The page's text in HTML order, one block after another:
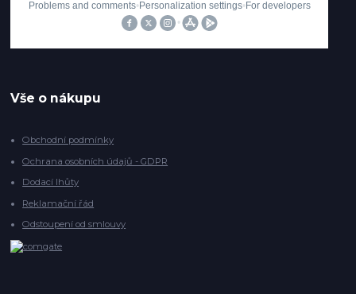
Vše o nákupu
Obchodní podmínky
Ochrana osobních údajů - GDPR
Dodací lhůty
Reklamační řád
Odstoupení od smlouvy